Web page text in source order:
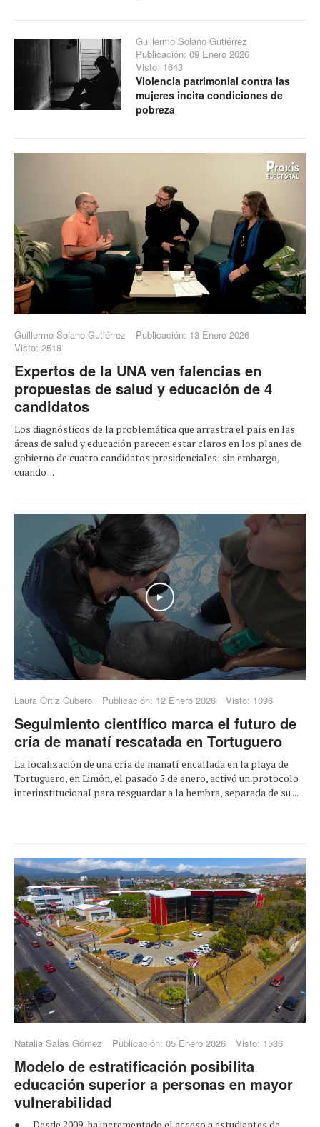
Guillermo Solano Gutiérrez
Publicación: 09 Enero 2026
Visto: 1643
Violencia patrimonial contra las
mujeres incita condiciones de
pobreza
Guillermo Solano Gutiérrez
Publicación: 13 Enero 2026
Visto: 2518
Expertos de la UNA ven falencias en
propuestas de salud y educación de 4
candidatos
Los diagnósticos de la problemática que arrastra el país en las
áreas de salud y educación parecen estar claros en los planes de
gobierno de cuatro candidatos presidenciales; sin embargo,
cuando ...
Play
Laura Ortiz Cubero Publicación: 12 Enero 2026 Visto: 1096
Seguimiento científico marca el futuro de
cría de manatí rescatada en Tortuguero
La localización de una cría de manatí encallada en la playa de
Tortuguero, en Limón, el pasado 5 de enero, activó un protocolo
interinstitucional para resguardar a la hembra, separada de su ...
Natalia Salas Gómez Publicación: 05 Enero 2026 Visto: 1536
Modelo de estratificación posibilita
educación superior a personas en mayor
vulnerabilidad